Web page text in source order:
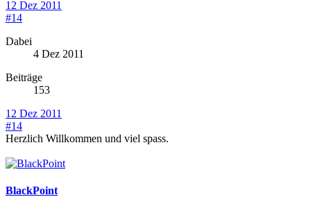
12 Dez 2011
#14
Dabei
4 Dez 2011
Beiträge
153
12 Dez 2011
#14
Herzlich Willkommen und viel spass.
BlackPoint